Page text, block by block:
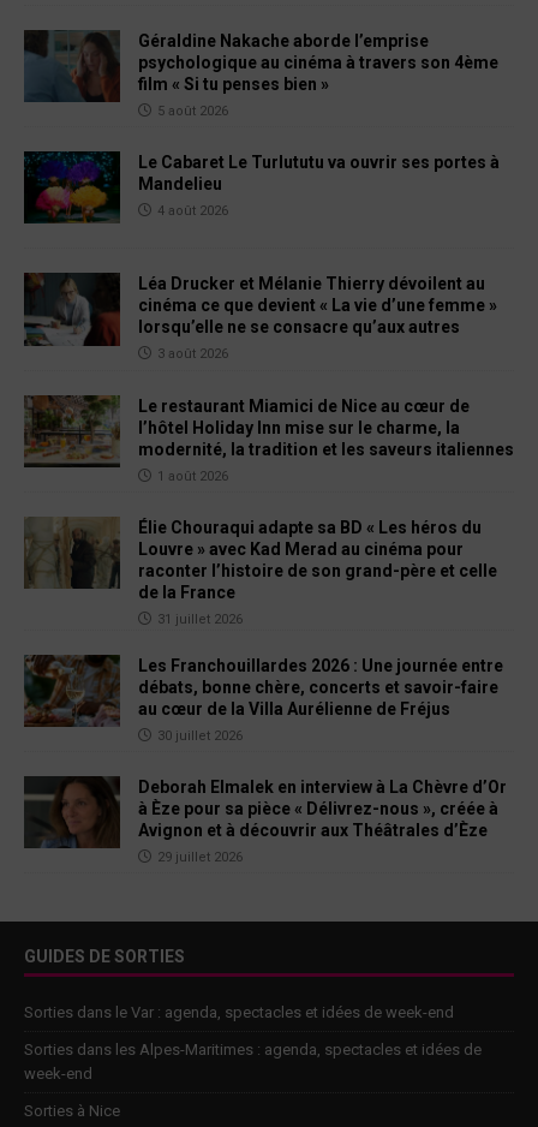
Géraldine Nakache aborde l’emprise
psychologique au cinéma à travers son 4ème
film « Si tu penses bien »
5 août 2026
Le Cabaret Le Turlututu va ouvrir ses portes à
Mandelieu
4 août 2026
Léa Drucker et Mélanie Thierry dévoilent au
cinéma ce que devient « La vie d’une femme »
lorsqu’elle ne se consacre qu’aux autres
3 août 2026
Le restaurant Miamici de Nice au cœur de
l’hôtel Holiday Inn mise sur le charme, la
modernité, la tradition et les saveurs italiennes
1 août 2026
Élie Chouraqui adapte sa BD « Les héros du
Louvre » avec Kad Merad au cinéma pour
raconter l’histoire de son grand-père et celle
de la France
31 juillet 2026
Les Franchouillardes 2026 : Une journée entre
débats, bonne chère, concerts et savoir-faire
au cœur de la Villa Aurélienne de Fréjus
30 juillet 2026
Deborah Elmalek en interview à La Chèvre d’Or
à Èze pour sa pièce « Délivrez-nous », créée à
Avignon et à découvrir aux Théâtrales d’Èze
29 juillet 2026
GUIDES DE SORTIES
Sorties dans le Var : agenda, spectacles et idées de week-end
Sorties dans les Alpes-Maritimes : agenda, spectacles et idées de
week-end
Sorties à Nice